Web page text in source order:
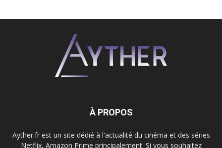
À PROPOS
Ayther.fr est un site dédié à l'actualité du cinéma et des séries
Netflix, Amazon Prime principalement. Si vous souhaitez